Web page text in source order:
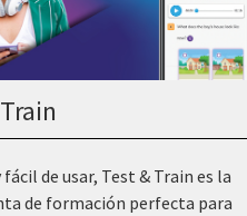
de usar, Test & Train es la
de formación perfecta para